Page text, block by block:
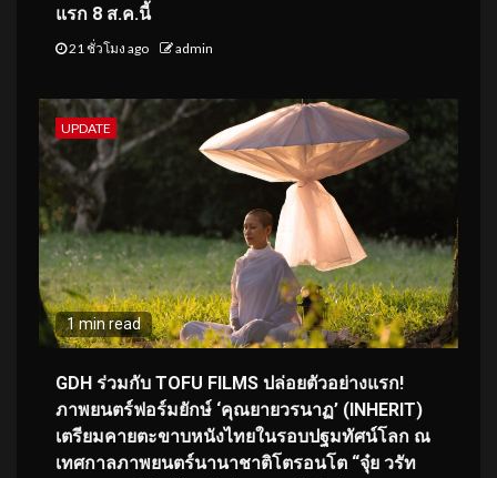
แรก 8 ส.ค.นี้
21 ชั่วโมง ago admin
UPDATE
1 min read
GDH ร่วมกับ TOFU FILMS ปล่อยตัวอย่างแรก!
ภาพยนตร์ฟอร์มยักษ์ ‘คุณยายวรนาฏ’ (INHERIT)
เตรียมคายตะขาบหนังไทยในรอบปฐมทัศน์โลก ณ
เทศกาลภาพยนตร์นานาชาติโตรอนโต “จุ๋ย วรัท